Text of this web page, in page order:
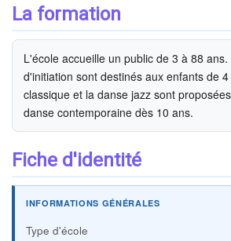
La formation
L'école accueille un public de 3 à 88
d'initiation sont destinés aux enfants de
classique et la danse jazz sont
danse contemporaine dès 10 ans.
Fiche d'identité
INFORMATIONS GÉNÉRALES
Type d'école